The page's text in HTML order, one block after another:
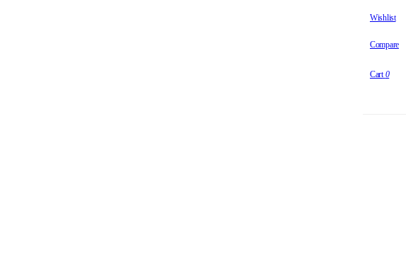
Wishlist
Compare
Cart 0